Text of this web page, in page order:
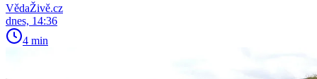
VědaŽivě.cz
dnes, 14:36
4 min